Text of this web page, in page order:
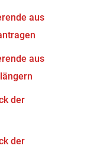
aus
aus
der
der